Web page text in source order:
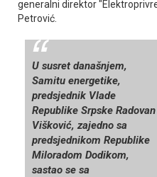
generalni direktor
Petrović.
U susret današnjem,
Samitu energetike,
predsjednik Vlade
Republike Srpske Radovan
Višković, zajedno sa
predsjednikom Republike
Miloradom Dodikom,
sastao se sa